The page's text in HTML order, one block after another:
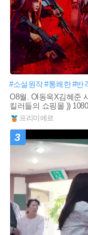
#소설원작#통쾌한 #반
O8월. OI동욱X김혜준
킬러들의 쇼핑몰
프리미에르
3